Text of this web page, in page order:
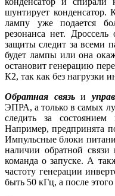
шунтирует конденсатор.
лампу уже подается
резонанса нет.
защиты следит за всеми
будет лампы или она
остановит генерацию
К2, так как без нагрузки
Обратная связьи
ЭПРА, а только в самых
следить за
Например, предпринята
Импульсные блоки
наличии обратной связи
команда о запуске. А
частоту генерации
быть 50 кГц, а после